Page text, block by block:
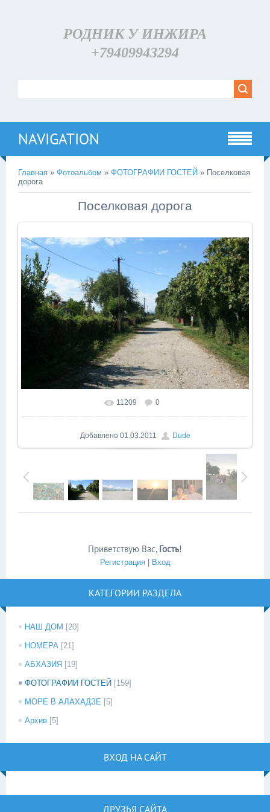
РОДНИК У ИНЖИРА
+79409943294
NAVIGATION
Главная » Фотоальбом » ФОТОГРАФИИ ГОСТЕЙ » Поселковая
дорога
Поселковая дорога
В реальном размере 1600x1064
11209 0
Добавлено 01.03.2011 Dude
Приветствую Вас, Гость!
Регистрация| Вход
КАТЕГОРИИ РАЗДЕЛА
НАШ ДОМ [20]
НОМЕРА [21]
АБХАЗИЯ [19]
ФОТОГРАФИИ ГОСТЕЙ [159]
МОРЕ В АЛАХАДЗЕ [5]
Архив [5]
ВХОД НА САЙТ
ДРУЗЬЯ САЙТА